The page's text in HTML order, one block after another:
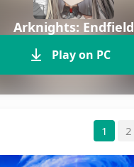
Arknights: Endfield
Play on PC
1 2